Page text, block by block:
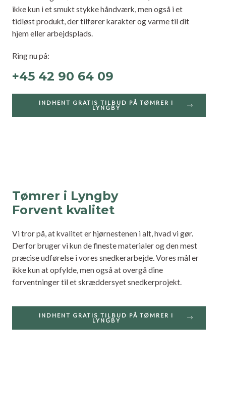
ikke kun i et smukt stykke håndværk, men også i et
tidløst produkt, der tilfører karakter og varme til dit
hjem eller arbejdsplads.
Ring nu på:
+45 42 90 64 09
INDHENT GRATIS TILBUD PÅ TØMRER I
LYNGBY
Tømrer i Lyngby
Forvent kvalitet
Vi tror på, at kvalitet er hjørnestenen i alt, hvad vi gør.
Derfor bruger vi kun de fineste materialer og den mest
præcise udførelse i vores snedkerarbejde. Vores mål er
ikke kun at opfylde, men også at overgå dine
forventninger til et skræddersyet snedkerprojekt.
INDHENT GRATIS TILBUD PÅ TØMRER I
LYNGBY